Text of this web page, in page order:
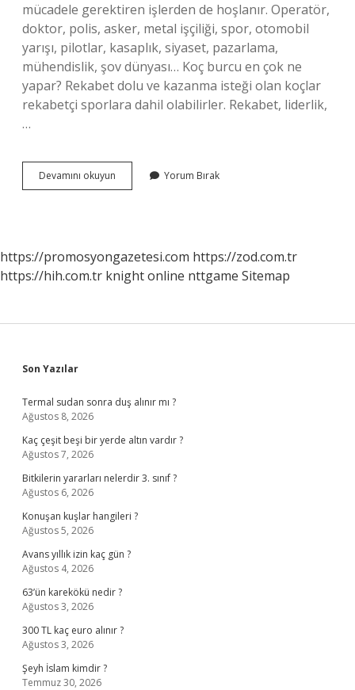
mücadele gerektiren işlerden de hoşlanır. Operatör,
doktor, polis, asker, metal işçiliği, spor, otomobil
yarışı, pilotlar, kasaplık, siyaset, pazarlama,
mühendislik, şov dünyası… Koç burcu en çok ne
yapar? Rekabet dolu ve kazanma isteği olan koçlar
rekabetçi sporlara dahil olabilirler. Rekabet, liderlik,
…
Devamını okuyun
Burcu
Yorum Bırak
https://promosyongazetesi.com https://zod.com.tr
https://hih.com.tr knight online nttgame Sitemap
Sidebar
Son Yazılar
Termal sudan sonra duş alınır mı ?
Ağustos 8, 2026
Kaç çeşit beşi bir yerde altın vardır ?
Ağustos 7, 2026
Bitkilerin yararları nelerdir 3. sınıf ?
Ağustos 6, 2026
Konuşan kuşlar hangileri ?
Ağustos 5, 2026
Avans yıllık izin kaç gün ?
Ağustos 4, 2026
63’ün karekökü nedir ?
Ağustos 3, 2026
300 TL kaç euro alınır ?
Ağustos 3, 2026
Şeyh İslam kimdir ?
Temmuz 30, 2026